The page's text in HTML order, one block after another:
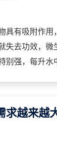
具有吸附作用
失去功效，微
别强，每升水
银制的滤水器
的水不会像
求越来越